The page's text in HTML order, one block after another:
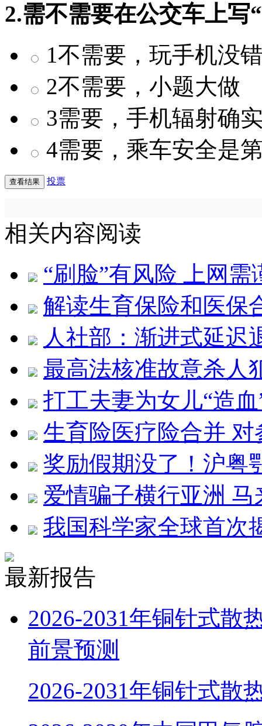
2.需不需要在公交车上写
1不需要，玩手机没
2不需要，小题大做
3需要，手机辐射确
4需要，乘车安全是
投票
相关内容阅读
“刷脸”有风险 上网需
解读生育保险和医保
人社部：渐进式延迟
最高法核准故意杀人
打工夫妻为女儿“造
生育险医疗险合并
奖励假期没了！沪粤
爱情骗子横行亚洲
我国科学家全球首次
最新报告
2026-2031年铜针式散
前景预测
2026-2031年铜针式散